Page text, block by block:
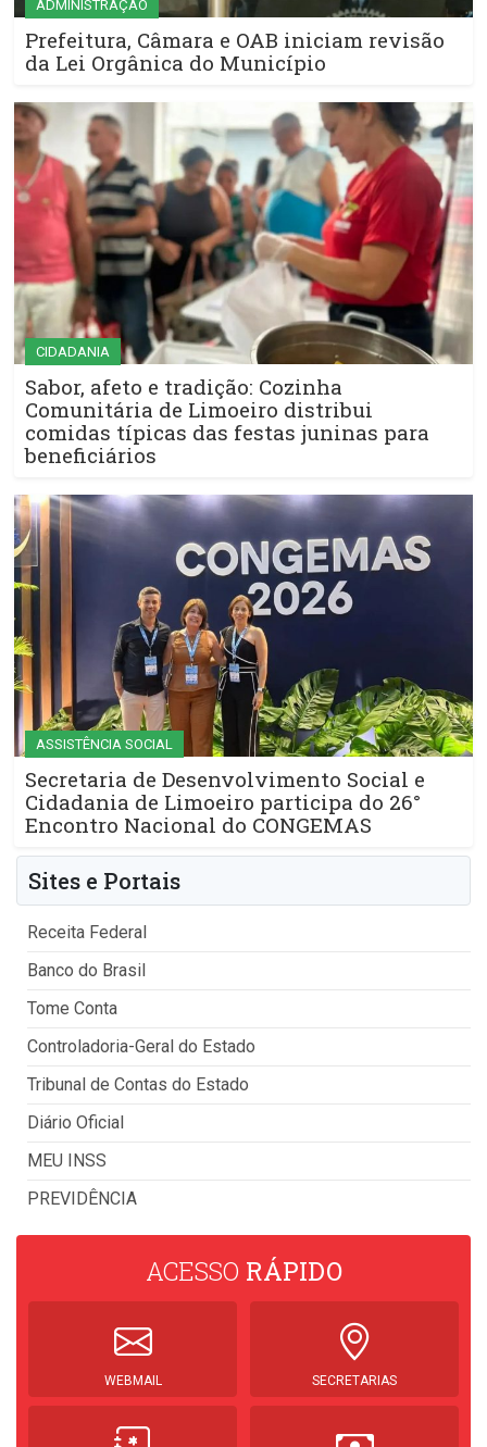
ADMINISTRAÇÃO
Prefeitura, Câmara e OAB iniciam revisão
da Lei Orgânica do Município
CIDADANIA
Sabor, afeto e tradição: Cozinha
Comunitária de Limoeiro distribui
comidas típicas das festas juninas para
beneficiários
ASSISTÊNCIA SOCIAL
Secretaria de Desenvolvimento Social e
Cidadania de Limoeiro participa do 26°
Encontro Nacional do CONGEMAS
Sites e Portais
Receita Federal
Banco do Brasil
Tome Conta
Controladoria-Geral do Estado
Tribunal de Contas do Estado
Diário Oficial
MEU INSS
PREVIDÊNCIA
ACESSO RÁPIDO
WEBMAIL SECRETARIAS